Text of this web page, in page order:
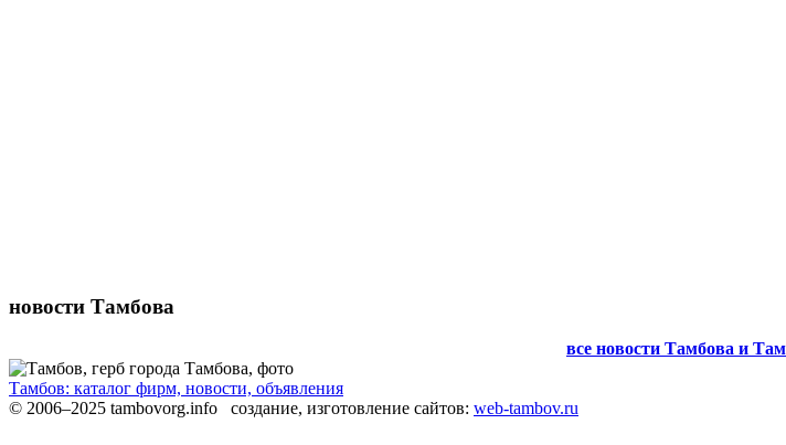
новости Тамбова
все новости Тамбова и
Тамбов: каталог фирм, новости, объявления
© 2006–2025 tambovorg.info создание, изготовление сайтов: web-tambov.ru